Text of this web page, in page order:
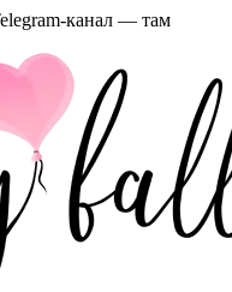
канал — там